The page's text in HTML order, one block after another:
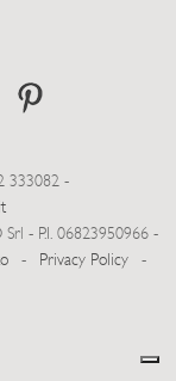
333082 -
- P.I. 06823950966 -
- Privacy Policy
-